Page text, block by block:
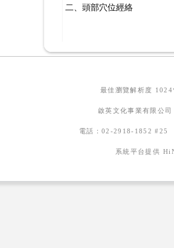
二、頭部穴位經絡
最佳瀏覽解析度
啟英文化事業有限公
電話：02-2918-1852
系統平台提供